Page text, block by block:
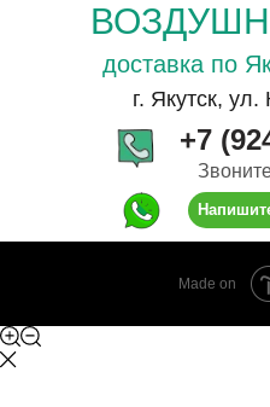
доставка по
г. Якутск,
+7
Made on